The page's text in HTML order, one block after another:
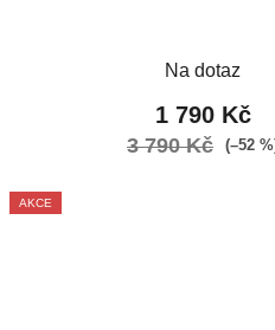
Na dotaz
1 790 Kč
3 790 Kč (–52
AKCE